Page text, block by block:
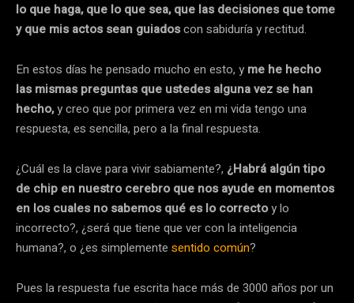
lo que haga, que lo que sea, que las decisiones que tome
y que mis actos sean guiadoscon sabiduría y rectitud.
En estos días he pensado mucho en esto, y me he hecho
las mismas preguntas que ustedes alguna vez se han
hecho,y creo que por primera vez en mi vida tengo una
respuesta, es sencilla, pero a la final respuesta.
¿Cuál es la clave para vivir sabiamente?, ¿Habrá algún tipo
de chip en nuestro cerebro que nos ayude en momentos
en los cuales no sabemos qué es lo correctoy lo
incorrecto?, ¿será que tiene que ver con la inteligencia
humana?, o ¿es simplemente sentido común?
Pues la respuesta fue escrita hace más de 3000 años por un